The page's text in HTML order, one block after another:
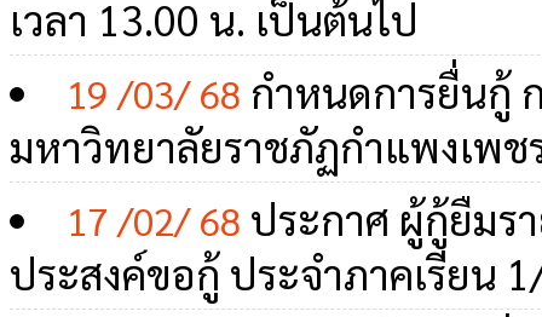
เวลา 13.00 น. เป็นต้นไป
19 /03/ 68 กำหนดการยื่นกู้
มหาวิทยาลัยราชภัฏกำแพงเพ
17 /02/ 68 ประกาศ ผู้กู้ยืมร
ประสงค์ขอกู้ ประจำภาคเรียน